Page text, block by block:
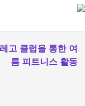
고 클럽을 통한 여
름 피트니스 활동